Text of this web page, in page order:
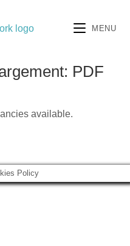
MENU
PDF
available.
Policy